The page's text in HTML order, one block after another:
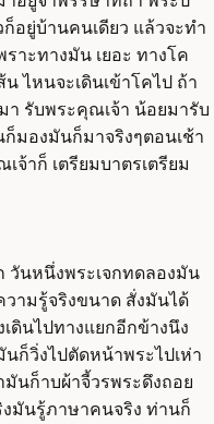
อยู่บ้านคนเดียว แล้วจะทำ
ราะทางมัน เยอะ ทางโค
ไหนจะเดินเข้าโคไป ถ้า
า รับพระคุณเจ้า น้อยมารับ
มองมันก็มาจริงๆตอนเช้า
จ้าก็ เตรียมบาตรเตรียม
วันหนึ่งพระเจกทดลองมัน
ามรู้จริงขนาด สั่งมันได้
ดินไปทางแยกอีกข้างนึง
ก็วิ่งไปตัดหน้าพระไปเห่า
มันก็าบผ้าจี้วรพระดึงถอย
มันรู้ภาษาคนจริง ท่านก็